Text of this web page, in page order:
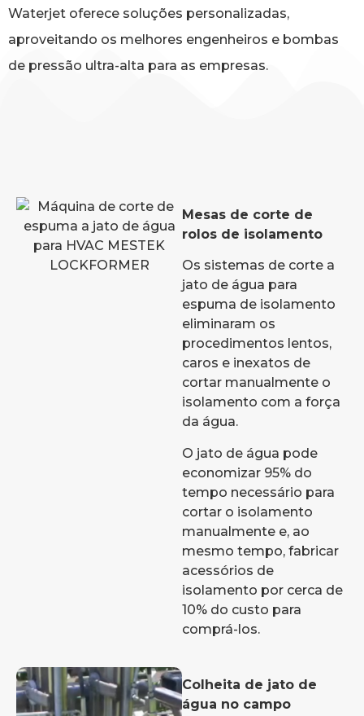
Waterjet oferece soluções personalizadas,
aproveitando os melhores engenheiros e bombas
de pressão ultra-alta para as empresas.
Mesas de corte de
rolos de isolamento
Os sistemas de corte a
jato de água para
espuma de isolamento
eliminaram os
procedimentos lentos,
caros e inexatos de
cortar manualmente o
isolamento com a força
da água.
O jato de água pode
economizar 95% do
tempo necessário para
cortar o isolamento
manualmente e, ao
mesmo tempo, fabricar
acessórios de
isolamento por cerca de
10% do custo para
comprá-los.
Colheita de jato de
água no campo